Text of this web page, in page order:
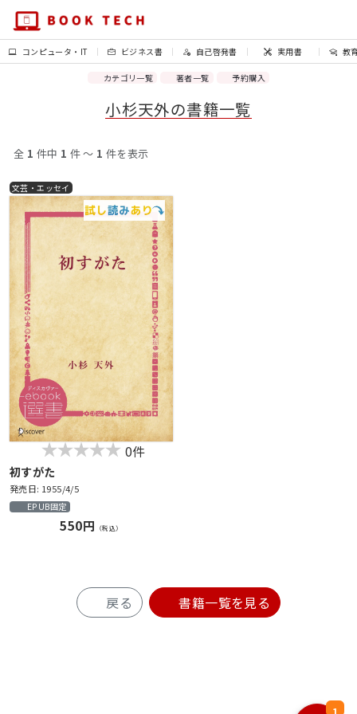
コンピュータ・IT ビジネス書 自己啓発書 実用書 教
カテゴリ一覧 著者一覧 予約購入
小杉天外の書籍一覧
全 1 件中 1 件 〜 1 件を表示
文芸・エッセイ
0件
初すがた
発売日: 1955/4/5
EPUB固定
550円 （税込）
戻る 書籍一覧を見る